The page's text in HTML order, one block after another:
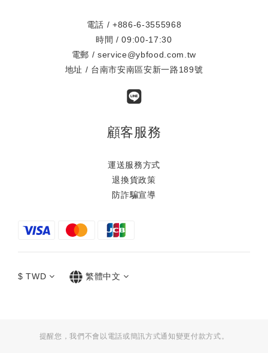
電話 / +886-6-3555968
時間 / 09:00-17:30
電郵 / service@ybfood.com.tw
地址 / 台南市安南區安新一路189號
顧客服務
運送服務方式
退換貨政策
防詐騙宣導
$ TWD 繁體中文
提醒您，我們不會以電話或簡訊方式通知變更付款方式。